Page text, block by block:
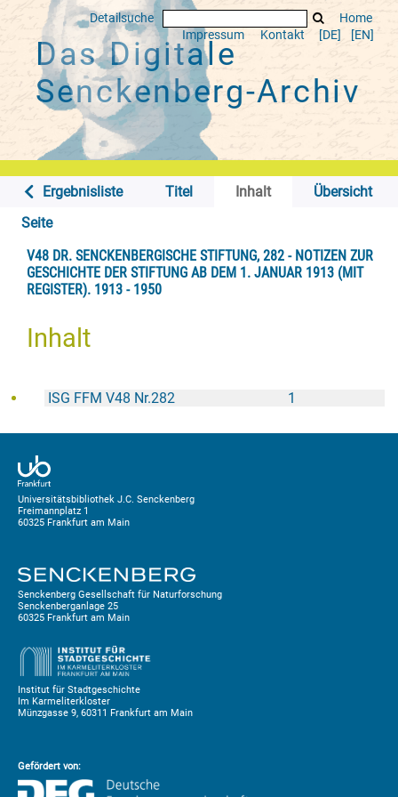
Detailsuche
Home
Impressum
Kontakt [DE] [EN]
Das Digitale
Senckenberg-Archiv
Ergebnisliste Titel Inhalt
Übersicht
Seite
V48 DR. SENCKENBERGISCHE STIFTUNG, 282 - NOTIZEN ZUR
GESCHICHTE DER STIFTUNG AB DEM 1. JANUAR 1913 (MIT
REGISTER). 1913 - 1950
Inhalt
1
ISG FFM V48 Nr.282
Universitätsbibliothek J.C. Senckenberg
Freimannplatz 1
60325 Frankfurt am Main
Senckenberg Gesellschaft für Naturforschung
Senckenberganlage 25
60325 Frankfurt am Main
Institut für Stadtgeschichte
Im Karmeliterkloster
Münzgasse 9, 60311 Frankfurt am Main
Gefördert von: